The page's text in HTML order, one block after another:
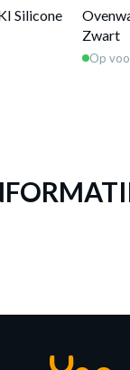
Silicone
Zwart
Op
en excl. verzendkosten